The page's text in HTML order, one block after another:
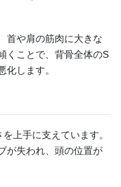
首や肩の筋肉に大きな
くことで、背骨全体のS
します。
上手に支えています。
が失われ、頭の位置が